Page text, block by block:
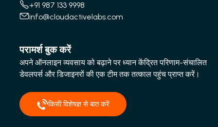
+91 987 133 9998
info@cloudactivelabs.com
परामर्श बुक करें
अपने ऑनलाइन व्यवसाय को बढ़ाने पर ध्यान केंद्रित परिणाम-संचालित
डेवलपर्स और डिजाइनरों की एक टीम तक तत्काल पहुंच प्राप्त करें।
किसी विशेषज्ञ से बात करें